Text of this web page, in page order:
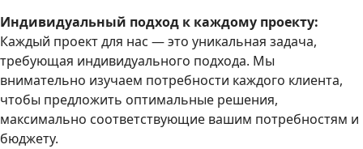
Индивидуальный подход к каждому проекту:
Каждый проект для нас — это уникальная задача,
требующая индивидуального подхода. Мы
внимательно изучаем потребности каждого клиента,
чтобы предложить оптимальные решения,
максимально соответствующие вашим потребностям и
бюджету.